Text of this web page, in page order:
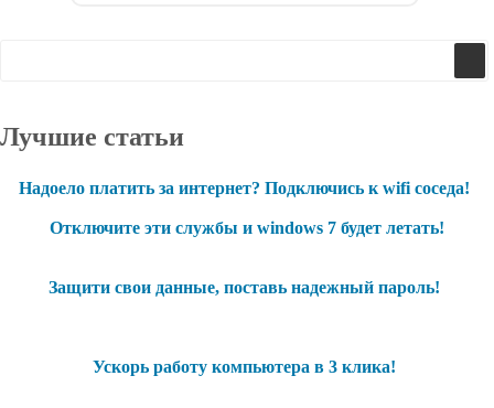
Лучшие статьи
Надоело платить за интернет? Подключись к wifi соседа!
Отключите эти службы и windows 7 будет летать!
Защити свои данные, поставь надежный пароль!
Ускорь работу компьютера в 3 клика!